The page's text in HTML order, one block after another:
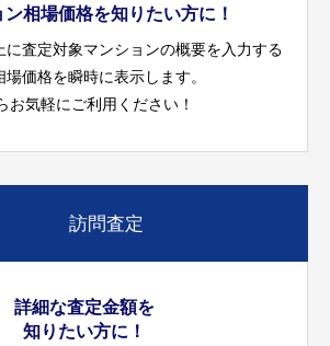
ン相場価格を知りたい方に！
に査定対象マンションの概要を入力する
価格を瞬時に表示します。
お気軽にご利用ください！
訪問査定
詳細な査定金額を
知りたい方に！